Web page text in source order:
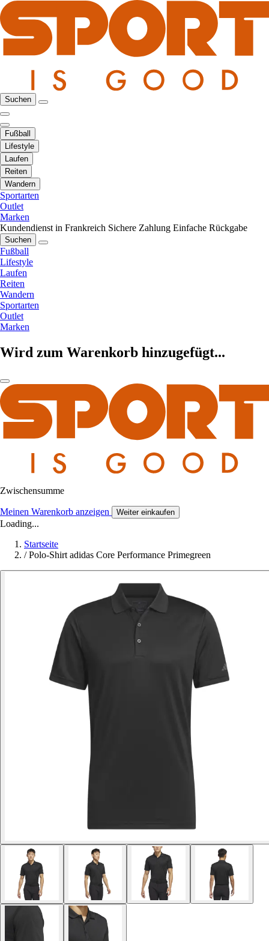
Suchen
Fußball
Lifestyle
Laufen
Reiten
Wandern
Sportarten
Outlet
Marken
Kundendienst in Frankreich Sichere Zahlung Einfache Rückgabe
Suchen
Fußball
Lifestyle
Laufen
Reiten
Wandern
Sportarten
Outlet
Marken
Wird zum Warenkorb hinzugefügt...
Zwischensumme
Meinen Warenkorb anzeigen Weiter einkaufen
Loading...
Startseite
/ Polo-Shirt adidas Core Performance Primegreen